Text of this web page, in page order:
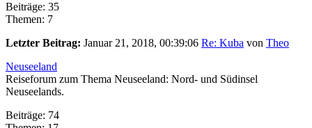
Beiträge: 35
Themen: 7
Letzter Beitrag: Januar 21, 2018, 00:39:06 Re: Kuba von Theo
Neuseeland
Reiseforum zum Thema Neuseeland: Nord- und Südinsel
Neuseelands.
Beiträge: 74